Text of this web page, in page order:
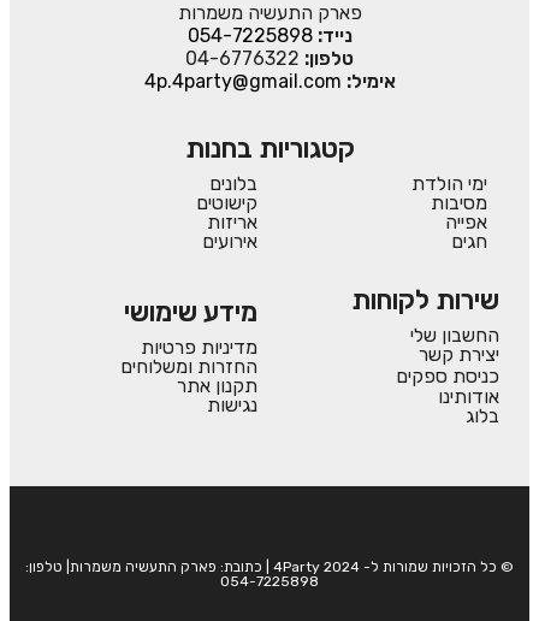
פארק התעשיה משמרות
נייד:054-7225898
טלפון: 04-6776322
אימיל: 4p.4party@gmail.com
קטגוריות בחנות
ימי הולדת
מסיבות
אפייה
חגים
בלונים
קישוטים
אריזות
אירועים
שירות לקוחות
החשבון שלי
יצירת קשר
כניסת ספקים
אודותינו
בלוג
מידע שימושי
מדיניות פרטיות
החזרות ומשלוחים
תקנון אתר
נגישות
© כל הזכויות שמורות ל- 4Party 2024 | כתובת: פארק התעשיה משמרות| טלפון:
054-7225898